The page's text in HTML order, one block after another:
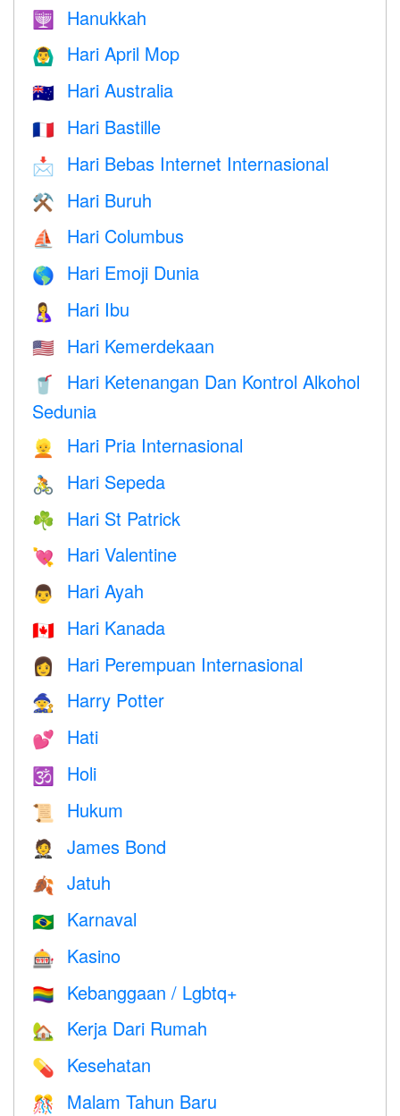
🕎 Hanukkah
🙆‍♂️ Hari April Mop
🇦🇺 Hari Australia
🇫🇷 Hari Bastille
📩 Hari Bebas Internet Internasional
⚒️ Hari Buruh
⛵️ Hari Columbus
🌎 Hari Emoji Dunia
🤱 Hari Ibu
🇺🇸 Hari Kemerdekaan
🥤
Hari Ketenangan Dan Kontrol Alkohol
Sedunia
👱 Hari Pria Internasional
🚴 Hari Sepeda
☘️ Hari St Patrick
💘 Hari Valentine
👨 Hari Ayah
🇨🇦 Hari Kanada
👩 Hari Perempuan Internasional
🧙 Harry Potter
💕 Hati
🕉 Holi
📜 Hukum
🤵 James Bond
🍂 Jatuh
🇧🇷 Karnaval
🎰 Kasino
🏳️‍🌈 Kebanggaan / Lgbtq+
🏡 Kerja Dari Rumah
💊 Kesehatan
🎊 Malam Tahun Baru